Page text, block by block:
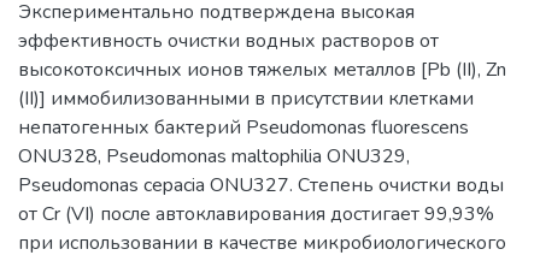
Экспериментально подтверждена высокая
эффективность очистки водных растворов от
высокотоксичных ионов тяжелых металлов [Pb (II), Zn
(II)] иммобилизованными в присутствии клетками
непатогенных бактерий Pseudomonas fluorescens
ONU328, Pseudomonas maltophilia ОNU329,
Pseudomonas cepacia ОNU327. Степень очистки воды
от Cr (VI) после автоклавирования достигает 99,93%
при использовании в качестве микробиологического